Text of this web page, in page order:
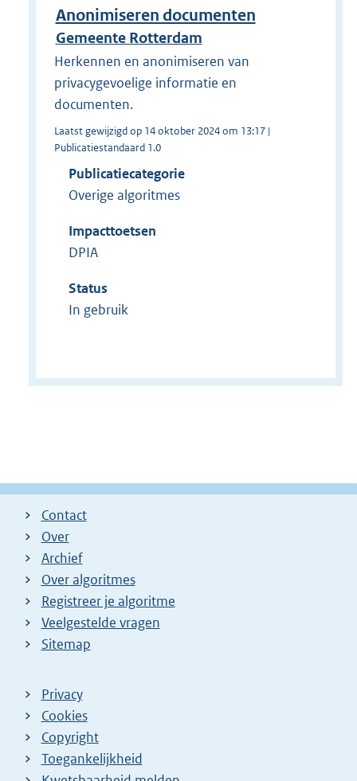
Anonimiseren documenten
Gemeente Rotterdam
Herkennen en anonimiseren van
privacygevoelige informatie en
documenten.
Laatst gewijzigd op 14 oktober 2024 om 13:17 |
Publicatiestandaard 1.0
Publicatiecategorie
Overige algoritmes
Impacttoetsen
DPIA
Status
In gebruik
Contact
Over
Archief
Over algoritmes
Registreer je algoritme
Veelgestelde vragen
Sitemap
Privacy
Cookies
Copyright
Toegankelijkheid